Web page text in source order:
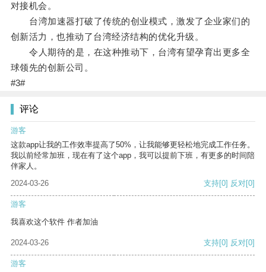
对接机会。
台湾加速器打破了传统的创业模式，激发了企业家们的
创新活力，也推动了台湾经济结构的优化升级。
令人期待的是，在这种推动下，台湾有望孕育出更多全
球领先的创新公司。
#3#
评论
游客
这款app让我的工作效率提高了50%，让我能够更轻松地完成工作任务。
我以前经常加班，现在有了这个app，我可以提前下班，有更多的时间陪
伴家人。
2024-03-26
支持[0] 反对[0]
游客
我喜欢这个软件 作者加油
2024-03-26 支持[0] 反对[0]
游客